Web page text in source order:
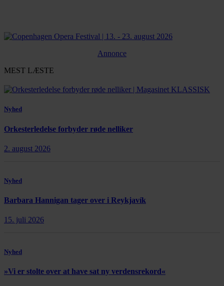
Annonce
MEST LÆSTE
Nyhed
Orkesterledelse forbyder røde nelliker
2. august 2026
Nyhed
Barbara Hannigan tager over i Reykjavík
15. juli 2026
Nyhed
»Vi er stolte over at have sat ny verdensrekord«